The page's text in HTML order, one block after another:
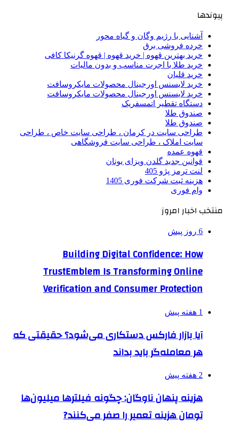
پیوندها
آشنایی با رژیم وگان و گیاه محور
خرده فروشی برق
خرید بهترین قهوه | خرید قهوه | قهوه گرنیکا کافی
خرید طلا با اجرت مناسب و بدون مالیات
خرید قلیان
خرید لایسنس اورجینال محصولات مایکروسافت
خرید لایسنس اورجینال محصولات مایکروسافت
دستگاه تقطیر اتمسفریک
صندوق طلا
صندوق طلا
طراحی سایت در کرمان ، طراحی سایت خاص ، طراحی
سایت املاک ، طراحی سایت فروشگاهی
قهوه عمده
قوانین جدید گلدن ویزای یونان
لنت ترمز پژو 405
هزینه ثبت شرکت فوری 1405
وام فوری
منتخب اخبار امروز
6 روز پیش
Building Digital Confidence: How
TrustEmblem Is Transforming Online
Verification and Consumer Protection
1 هفته پیش
آیا بازار فارکس دستکاری می‌شود؟ حقیقتی که
هر معامله‌گر باید بداند
2 هفته پیش
هزینه پنهان ناوگان: چگونه فیلترها میلیون‌ها
تومان هزینه تعمیر را صفر می‌کنند?